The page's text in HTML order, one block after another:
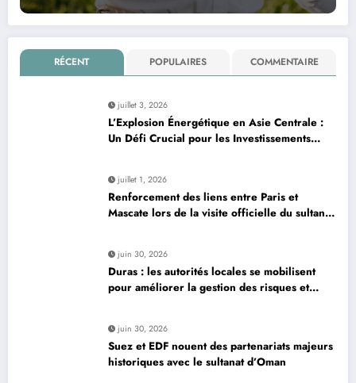
RÉCENT POPULAIRES COMMENTAIRE
juillet 3, 2026
L’Explosion Énergétique en Asie Centrale :
Un Défi Crucial pour les Investissements
juillet 1, 2026
Renforcement des liens entre Paris et
Mascate lors de la visite officielle du sultan
juin 30, 2026
Duras : les autorités locales se mobilisent
pour améliorer la gestion des risques et
juin 30, 2026
Suez et EDF nouent des partenariats majeurs
historiques avec le sultanat d’Oman